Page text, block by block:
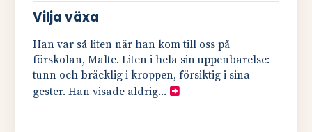
Vilja växa
Han var så liten när han kom till oss på
förskolan, Malte. Liten i hela sin uppenbarelse:
tunn och bräcklig i kroppen, försiktig i sina
gester. Han visade aldrig...